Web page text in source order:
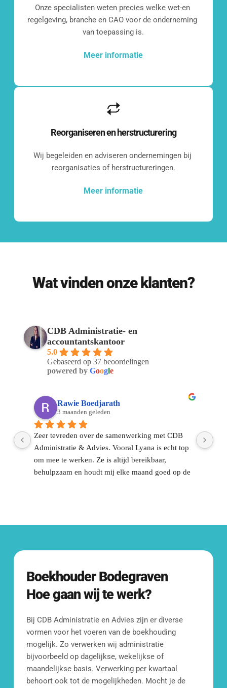
Even kennismaken?
kunnen betekenen?
Laten we een vrijblijvend
Een greep uit de diverse groep klanten
waar wij voor werken.
Bekijk al onze klanten.
reactie te voorzien.
[blocksy-content-block id="7258"]
Onze specialisten weten precies welke wet-en
regelgeving, branche en CAO voor de onderneming
van toepassing is.
Meer informatie
Reorganiseren en herstructurering
Wij begeleiden en adviseren ondernemingen bij
reorganisaties of herstructureringen.
Meer informatie
Wat vinden onze klanten?
CDB Administratie- en
accountantskantoor
5.0
Gebaseerd op 37 beoordelingen
powered by Google
Rawie Boedjarath
3 maanden geleden
Zeer tevreden over de samenwerking met CDB
Administratie & Advies. Vooral Lyana is echt top
om mee te werken. Ze is altijd bereikbaar,
behulpzaam en houdt mij elke maand goed op de
Boekhouder Bodegraven
Hoe gaan wij te werk?
Bij CDB Administratie en Advies zijn er diverse
vormen voor het voeren van de boekhouding
mogelijk. Zo verwerken wij administratie
bijvoorbeeld op dagelijkse, wekelijkse of
maandelijkse basis. Verwerking per kwartaal
behoort ook tot de mogelijkheden. Mocht je de